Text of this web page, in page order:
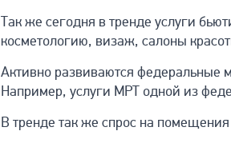
Так же сегодня в тренде услуги
косметологию, визаж, салоны
Активно развиваются федеральные
Например, услуги МРТ одной из
В тренде так же спрос на